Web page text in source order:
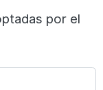
por el